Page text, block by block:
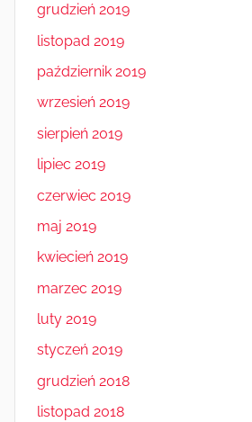
grudzień 2019
listopad 2019
październik 2019
wrzesień 2019
sierpień 2019
lipiec 2019
czerwiec 2019
maj 2019
kwiecień 2019
marzec 2019
luty 2019
styczeń 2019
grudzień 2018
listopad 2018